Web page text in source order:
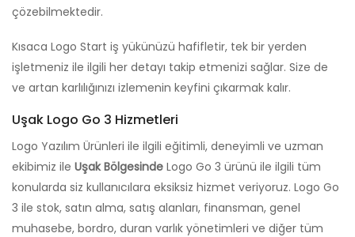
çözebilmektedir.
Kısaca Logo Start iş yükünüzü hafifletir, tek bir yerden
işletmeniz ile ilgili her detayı takip etmenizi sağlar. Size de
ve artan karlılığınızı izlemenin keyfini çıkarmak kalır.
Uşak Logo Go 3 Hizmetleri
Logo Yazılım Ürünleri ile ilgili eğitimli, deneyimli ve uzman
ekibimiz ile Uşak Bölgesinde Logo Go 3 ürünü ile ilgili tüm
konularda siz kullanıcılara eksiksiz hizmet veriyoruz. Logo Go
3 ile stok, satın alma, satış alanları, finansman, genel
muhasebe, bordro, duran varlık yönetimleri ve diğer tüm